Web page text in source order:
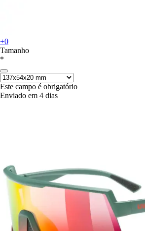
+0
Tamanho
*
Este campo é obrigatório
Enviado em 4 dias